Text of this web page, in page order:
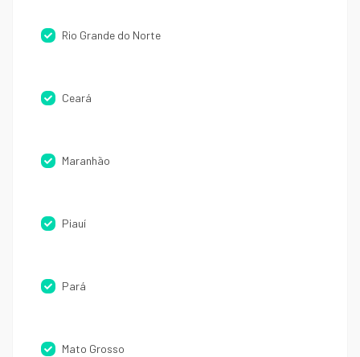
Rio Grande do Norte
Ceará
Maranhão
Piauí
Pará
Mato Grosso